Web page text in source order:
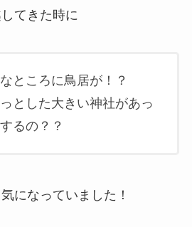
てきた時に
ところに鳥居が！？
とした大きい神社があっ
るの？？
になっていました！